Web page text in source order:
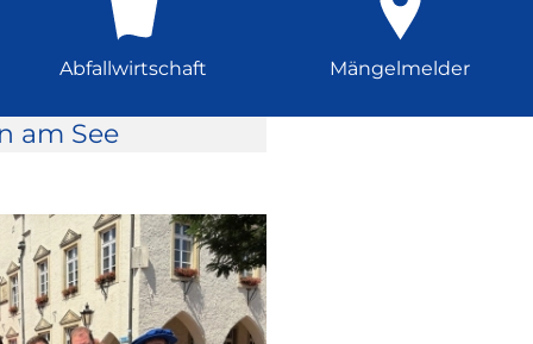
Abfallwirtschaft Mängelmelder
am See